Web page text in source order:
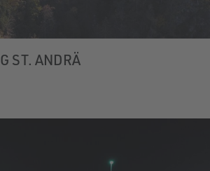
ST. ANDRÄ